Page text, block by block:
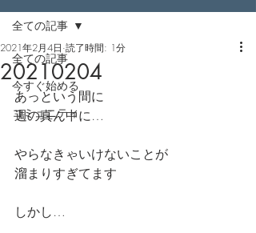
全ての記事
今すぐ始める
コミュニティ
全ての記事
20210204
2021年2月4日 読了時間: 1分
あっという間に
週の真ん中に…
やらなきゃいけないことが
溜まりすぎてます
しかし…